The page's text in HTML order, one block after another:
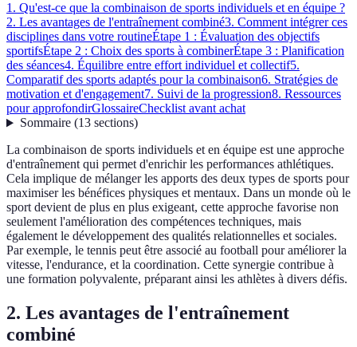
1. Qu'est-ce que la combinaison de sports individuels et en équipe ?
2. Les avantages de l'entraînement combiné3. Comment intégrer ces
disciplines dans votre routineÉtape 1 : Évaluation des objectifs
sportifsÉtape 2 : Choix des sports à combinerÉtape 3 : Planification
des séances4. Équilibre entre effort individuel et collectif5.
Comparatif des sports adaptés pour la combinaison6. Stratégies de
motivation et d'engagement7. Suivi de la progression8. Ressources
pour approfondirGlossaireChecklist avant achat
Sommaire(13 sections)
La combinaison de sports individuels et en équipe est une approche
d'entraînement qui permet d'enrichir les performances athlétiques.
Cela implique de mélanger les apports des deux types de sports pour
maximiser les bénéfices physiques et mentaux. Dans un monde où le
sport devient de plus en plus exigeant, cette approche favorise non
seulement l'amélioration des compétences techniques, mais
également le développement des qualités relationnelles et sociales.
Par exemple, le tennis peut être associé au football pour améliorer la
vitesse, l'endurance, et la coordination. Cette synergie contribue à
une formation polyvalente, préparant ainsi les athlètes à divers défis.
2. Les avantages de l'entraînement
combiné